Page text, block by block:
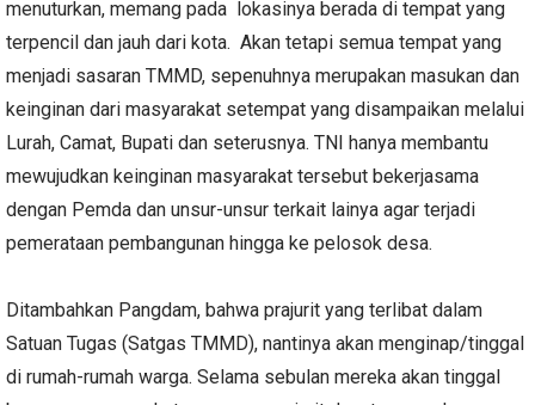
menuturkan, memang pada lokasinya berada di tempat yang
terpencil dan jauh dari kota. Akan tetapi semua tempat yang
menjadi sasaran TMMD, sepenuhnya merupakan masukan dan
keinginan dari masyarakat setempat yang disampaikan melalui
Lurah, Camat, Bupati dan seterusnya. TNI hanya membantu
mewujudkan keinginan masyarakat tersebut bekerjasama
dengan Pemda dan unsur-unsur terkait lainya agar terjadi
pemerataan pembangunan hingga ke pelosok desa.
Ditambahkan Pangdam, bahwa prajurit yang terlibat dalam
Satuan Tugas (Satgas TMMD), nantinya akan menginap/tinggal
di rumah-rumah warga. Selama sebulan mereka akan tinggal